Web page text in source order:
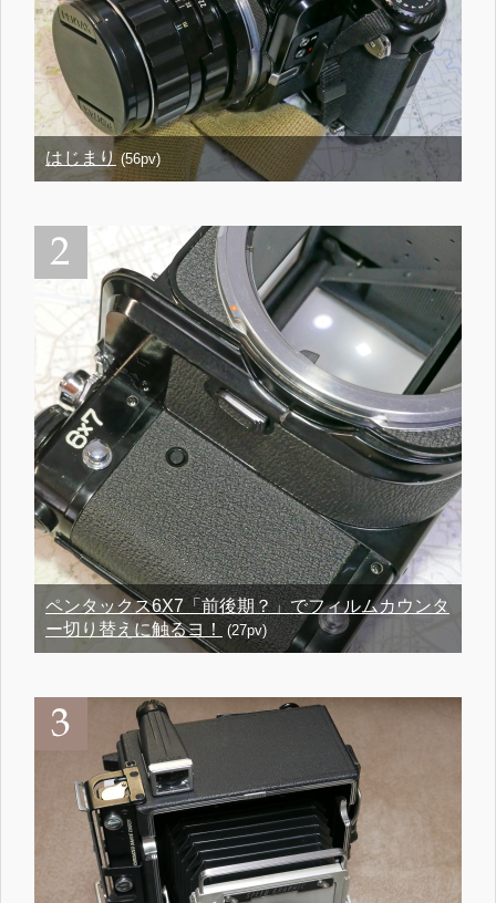
はじまり (56pv)
ペンタックス6X7「前後期？」でフィルムカウンタ
ー切り替えに触るヨ！ (27pv)